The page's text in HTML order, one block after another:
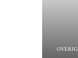
OVERIG